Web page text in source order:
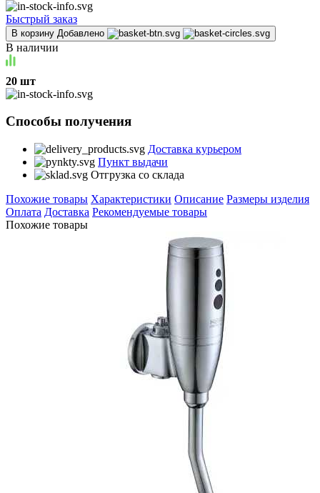
Быстрый заказ
В корзину Добавлено
В наличии
20 шт
Способы получения
Доставка курьером
Пункт выдачи
Отгрузка со склада
Похожие товары Характеристики Описание Размеры изделия
Оплата Доставка Рекомендуемые товары
Похожие товары